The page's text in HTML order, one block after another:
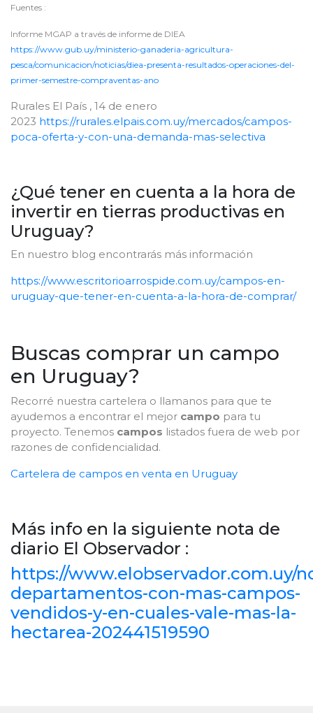
Fuentes :
Informe MGAP a través de informe de DIEA
https://www.gub.uy/ministerio-ganaderia-agricultura-
pesca/comunicacion/noticias/diea-presenta-resultados-operaciones-del-
primer-semestre-compraventas-ano
Rurales El País , 14 de enero
2023 https://rurales.elpais.com.uy/mercados/campos-
poca-oferta-y-con-una-demanda-mas-selectiva
¿Qué tener en cuenta a la hora de
invertir en tierras productivas en
Uruguay?
En nuestro blog encontrarás más información
https://www.escritorioarrospide.com.uy/campos-en-
uruguay-que-tener-en-cuenta-a-la-hora-de-comprar/
Buscas comprar un campo
en Uruguay?
Recorré nuestra cartelera o llamanos para que te
ayudemos a encontrar el mejor campo para tu
proyecto. Tenemos campos listados fuera de web por
razones de confidencialidad.
Cartelera de campos en venta en Uruguay
Más info en la siguiente nota de
diario El Observador :
https://www.elobservador.com.uy/
departamentos-con-mas-campos-
vendidos-y-en-cuales-vale-mas-la-
hectarea-202441519590